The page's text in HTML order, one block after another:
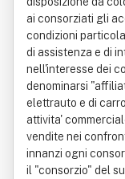
ai consorziati gli
condizioni
di assistenza e di
nell'interesse dei
denominarsi
elettrauto e di
attivita'
vendite nei
innanzi ogni
il "consorzio" del